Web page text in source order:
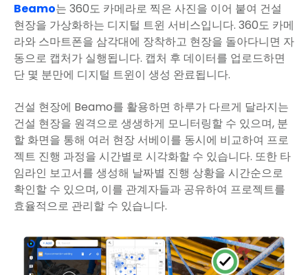
Beamo는 360도 카메라로 찍은 사진을 이어 붙여 건설
현장을 가상화하는 디지털 트윈 서비스입니다. 360도 카메
라와 스마트폰을 삼각대에 장착하고 현장을 돌아다니면 자
동으로 캡처가 실행됩니다. 캡처 후 데이터를 업로드하면
단 몇 분만에 디지털 트윈이 생성 완료됩니다.
건설 현장에 Beamo를 활용하면 하루가 다르게 달라지는
건설 현장을 원격으로 생생하게 모니터링할 수 있으며, 분
할 화면을 통해 여러 현장 서베이를 동시에 비교하여 프로
젝트 진행 과정을 시간별로 시각화할 수 있습니다. 또한 타
임라인 보고서를 생성해 날짜별 진행 상황을 시간순으로
확인할 수 있으며, 이를 관계자들과 공유하여 프로젝트를
효율적으로 관리할 수 있습니다.